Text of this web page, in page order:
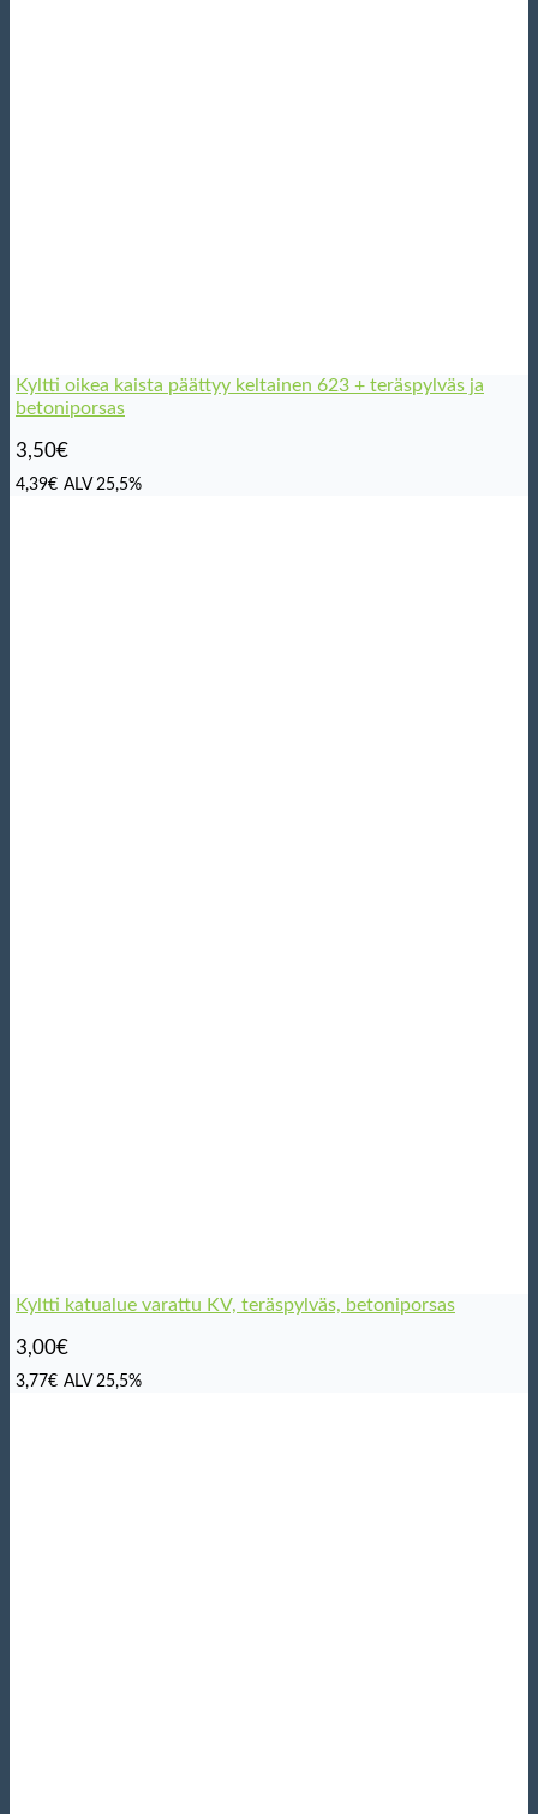
Kyltti oikea kaista päättyy keltainen 623 + teräspylväs ja
betoniporsas
3,50€
4,39€ ALV 25,5%
Kyltti katualue varattu KV, teräspylväs, betoniporsas
3,00€
3,77€ ALV 25,5%